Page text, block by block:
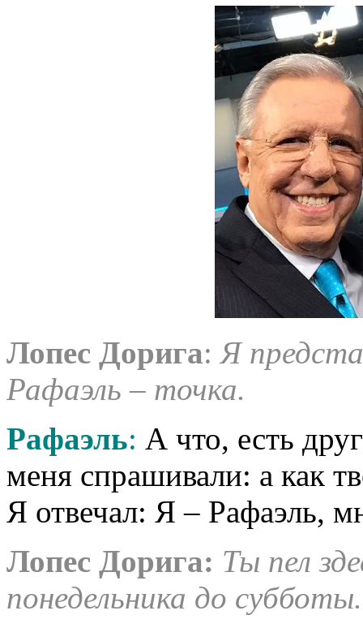
Лопес Дорига: Я
Рафаэль – точка.
Рафаэль: А что, есть
меня спрашивали: а как
Я отвечал: Я – Рафаэль,
Лопес Дорига: Ты пел
понедельника до субботы.